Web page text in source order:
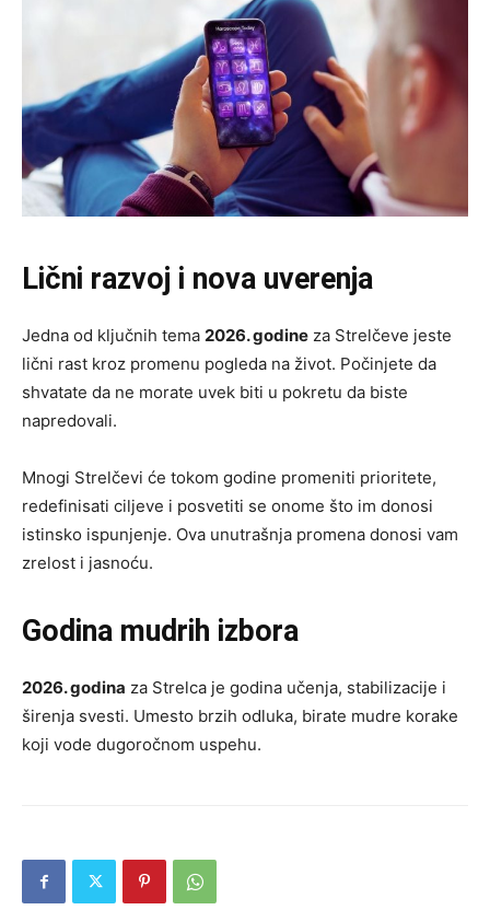
Lični razvoj i nova uverenja
Jedna od ključnih tema 2026. godine za Strelčeve jeste
lični rast kroz promenu pogleda na život. Počinjete da
shvatate da ne morate uvek biti u pokretu da biste
napredovali.
Mnogi Strelčevi će tokom godine promeniti prioritete,
redefinisati ciljeve i posvetiti se onome što im donosi
istinsko ispunjenje. Ova unutrašnja promena donosi vam
zrelost i jasnoću.
Godina mudrih izbora
2026. godina za Strelca je godina učenja, stabilizacije i
širenja svesti. Umesto brzih odluka, birate mudre korake
koji vode dugoročnom uspehu.